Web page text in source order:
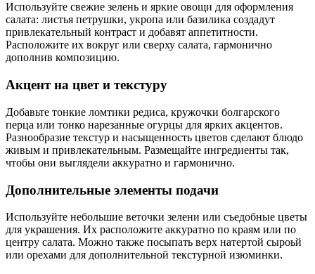
Используйте свежие зелень и яркие овощи для оформления
салата: листья петрушки, укропа или базилика создадут
привлекательный контраст и добавят аппетитности.
Расположите их вокруг или сверху салата, гармонично
дополнив композицию.
Акцент на цвет и текстуру
Добавьте тонкие ломтики редиса, кружочки болгарского
перца или тонко нарезанные огурцы для ярких акцентов.
Разнообразие текстур и насыщенность цветов сделают блюдо
живым и привлекательным. Размещайте ингредиенты так,
чтобы они выглядели аккуратно и гармонично.
Дополнительные элементы подачи
Используйте небольшие веточки зелени или съедобные цветы
для украшения. Их расположите аккуратно по краям или по
центру салата. Можно также посыпать верх натертой сыроьй
или орехами для дополнительной текстурной изюминки.